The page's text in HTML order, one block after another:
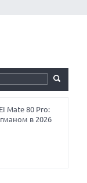
Mate 80 Pro:
в 2026